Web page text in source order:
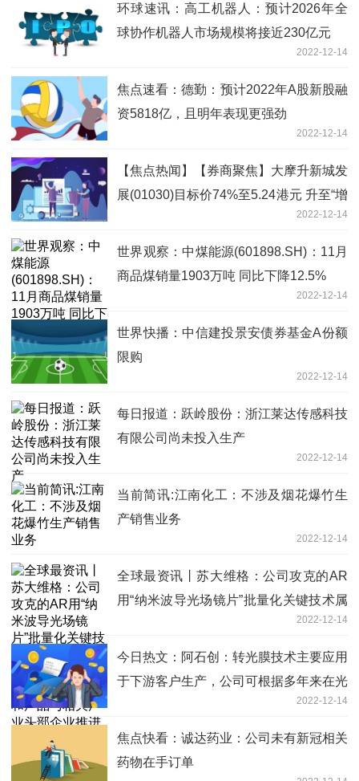
环球速讯：高工机器人：预计2026年全
球协作机器人市场规模将接近230亿元
2022-12-14
焦点速看：德勤：预计2022年A股新股融
资5818亿，且明年表现更强劲
2022-12-14
【焦点热闻】【券商聚焦】大摩升新城发
展(01030)目标价74%至5.24港元 升至“增
2022-12-14
世界观察：中煤能源(601898.SH)：11月
商品煤销量1903万吨 同比下降12.5%
2022-12-14
世界快播：中信建投景安债券基金A份额
限购
2022-12-14
每日报道：跃岭股份：浙江莱达传感科技
有限公司尚未投入生产
2022-12-14
当前简讯:江南化工：不涉及烟花爆竹生
产销售业务
2022-12-14
全球最资讯丨苏大维格：公司攻克的AR
用“纳米波导光场镜片”批量化关键技术属
行业前沿革新技术，公司目前正就相关技
术和产品与相关产业头部企业推进进一步
研发、产业布局等多层次的合作
2022-12-14
今日热文：阿石创：转光膜技术主要应用
于下游客户生产，公司可根据多年来在光
学、平板显示、节能玻璃等行业汲取的经
验为转光膜生产商提供相关支持
2022-12-14
焦点快看：诚达药业：公司未有新冠相关
药物在手订单